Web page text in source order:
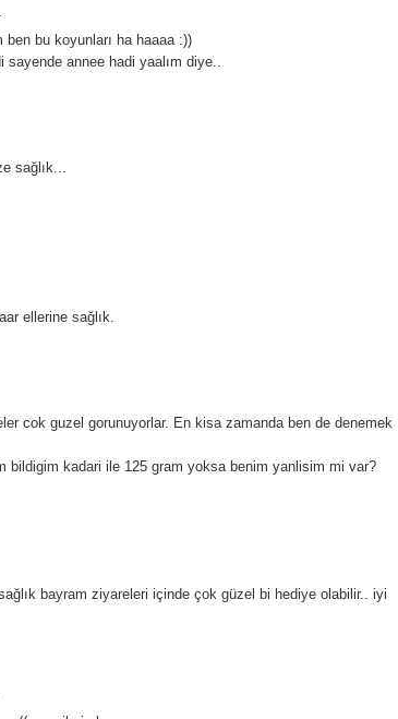
ben bu koyunları ha haaaa :))
sayende annee hadi yaalım diye..
sağlık...
ellerine sağlık.
cok guzel gorunuyorlar. En kisa zamanda ben de denemek
bildigim kadari ile 125 gram yoksa benim yanlisim mi var?
bayram ziyareleri içinde çok güzel bi hediye olabilir.. iyi